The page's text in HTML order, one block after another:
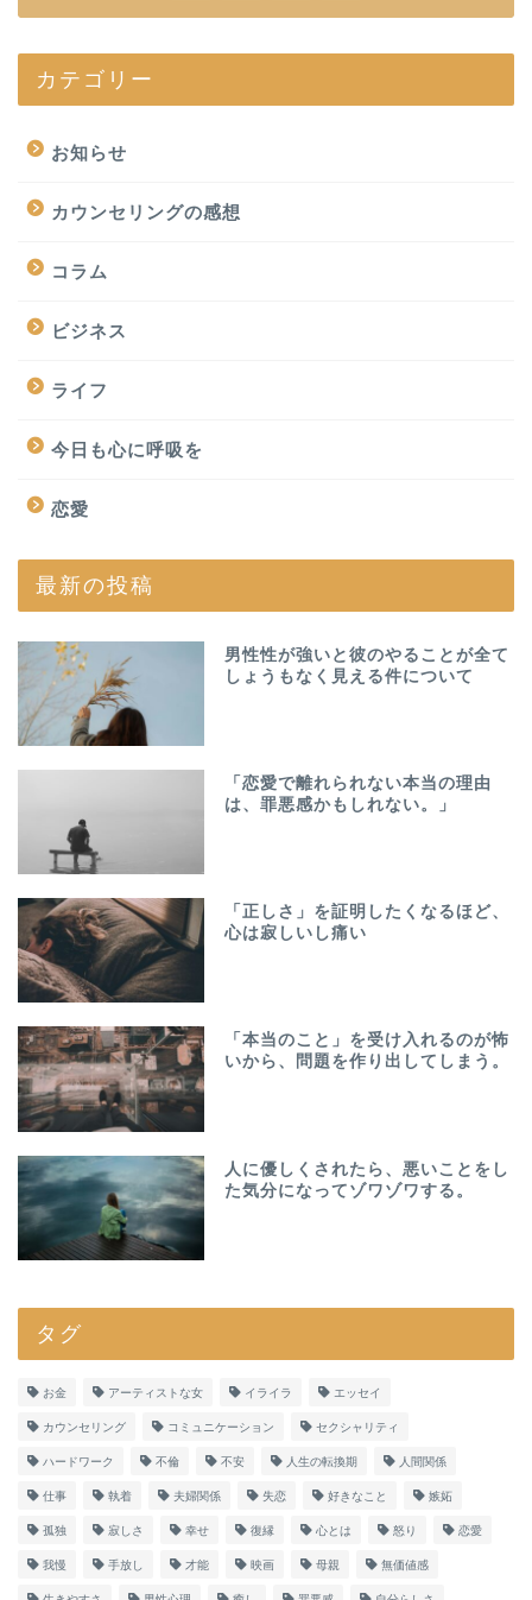
カテゴリー
お知らせ
カウンセリングの感想
コラム
ビジネス
ライフ
今日も心に呼吸を
恋愛
最新の投稿
男性性が強いと彼のやることが全て
しょうもなく見える件について
「恋愛で離れられない本当の理由
は、罪悪感かもしれない。」
「正しさ」を証明したくなるほど、
心は寂しいし痛い
「本当のこと」を受け入れるのが怖
いから、問題を作り出してしまう。
人に優しくされたら、悪いことをし
た気分になってゾワゾワする。
タグ
お金 アーティストな女 イライラ エッセイ
カウンセリング コミュニケーション セクシャリティ
ハードワーク 不倫 不安 人生の転換期 人間関係
仕事 執着 夫婦関係 失恋 好きなこと 嫉妬
孤独 寂しさ 幸せ 復縁 心とは 怒り 恋愛
我慢 手放し 才能 映画 母親 無価値感